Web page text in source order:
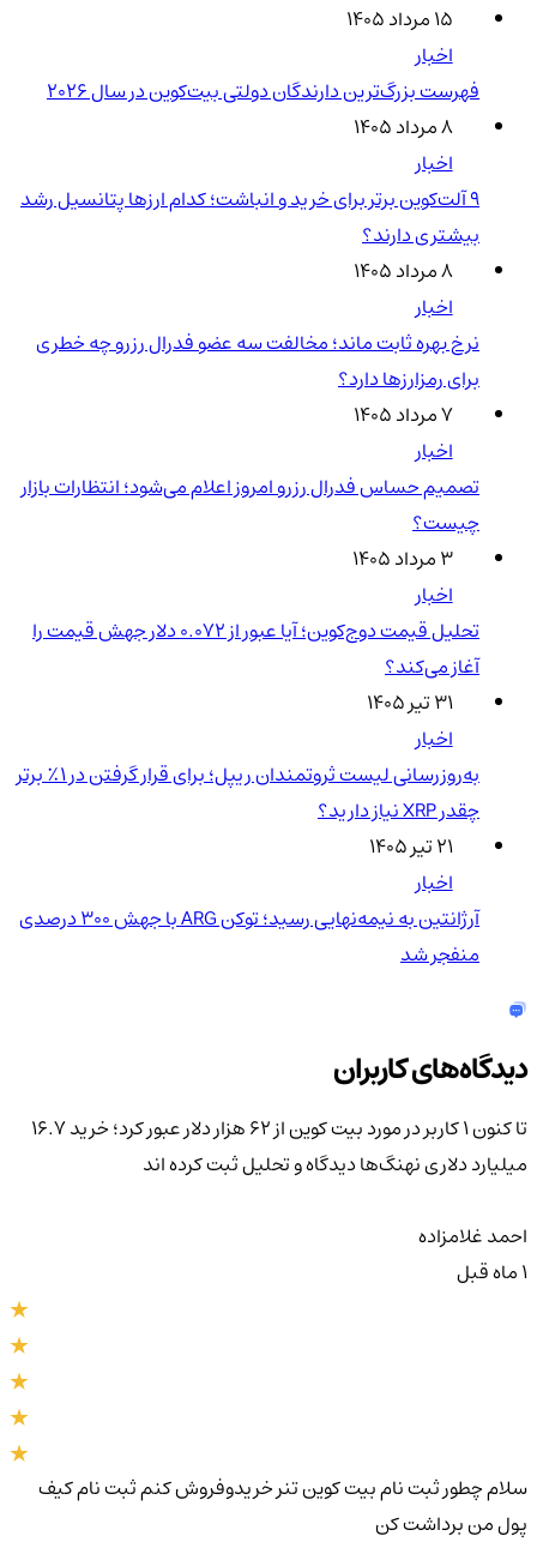
۱۵ مرداد ۱۴۰۵
اخبار
فهرست بزرگ‌ترین دارندگان دولتی بیت‌کوین در سال 2026
۸ مرداد ۱۴۰۵
اخبار
۹ آلت‌کوین برتر برای خرید و انباشت؛ کدام ارزها پتانسیل رشد
بیشتری دارند؟
۸ مرداد ۱۴۰۵
اخبار
نرخ بهره ثابت ماند؛ مخالفت سه عضو فدرال رزرو چه خطری
برای رمزارزها دارد؟
۷ مرداد ۱۴۰۵
اخبار
تصمیم حساس فدرال رزرو امروز اعلام می‌شود؛ انتظارات بازار
چیست؟
۳ مرداد ۱۴۰۵
اخبار
تحلیل قیمت دوج‌کوین؛ آیا عبور از ۰.۰۷۲ دلار جهش قیمت را
آغاز می‌کند؟
۳۱ تیر ۱۴۰۵
اخبار
به‌روزرسانی لیست ثروتمندان ریپل؛ برای قرار گرفتن در ۱٪ برتر
چقدر XRP نیاز دارید؟
۲۱ تیر ۱۴۰۵
اخبار
آرژانتین به نیمه‌نهایی رسید؛ توکن ARG با جهش ۳۰۰ درصدی
منفجر شد
دیدگاه‌های کاربران
تا کنون 1 کاربر در مورد
بیت کوین از ۶۲ هزار دلار عبور کرد؛ خرید ۱۶.۷
میلیارد دلاری نهنگ‌هادیدگاه و تحلیل ثبت کرده اند
احمد غلامزاده
سلام چطور ثبت نام بیت کوین تنر خریدوفروش کنم ثبت نام کیف
پول من برداشت کن